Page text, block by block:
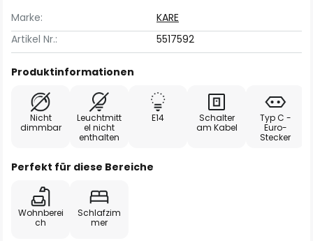
Marke:
KARE
Artikel Nr.:
5517592
Produktinformationen
Nicht
dimmbar
Leuchtmitt
el nicht
enthalten
E14
Schalter
am Kabel
Typ C -
Euro-
Stecker
Perfekt für diese Bereiche
Wohnberei
ch
Schlafzim
mer